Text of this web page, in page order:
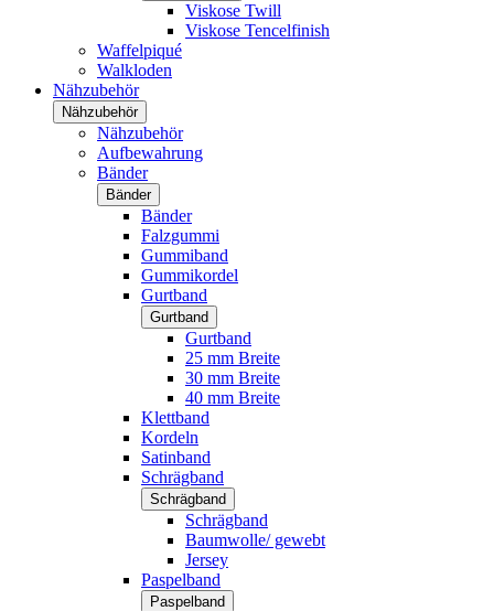
Viskose Twill
Viskose Tencelfinish
Waffelpiqué
Walkloden
Nähzubehör
Nähzubehör
Nähzubehör
Aufbewahrung
Bänder
Bänder
Bänder
Falzgummi
Gummiband
Gummikordel
Gurtband
Gurtband
Gurtband
25 mm Breite
30 mm Breite
40 mm Breite
Klettband
Kordeln
Satinband
Schrägband
Schrägband
Schrägband
Baumwolle/ gewebt
Jersey
Paspelband
Paspelband